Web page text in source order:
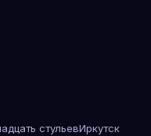
стульевИркутск